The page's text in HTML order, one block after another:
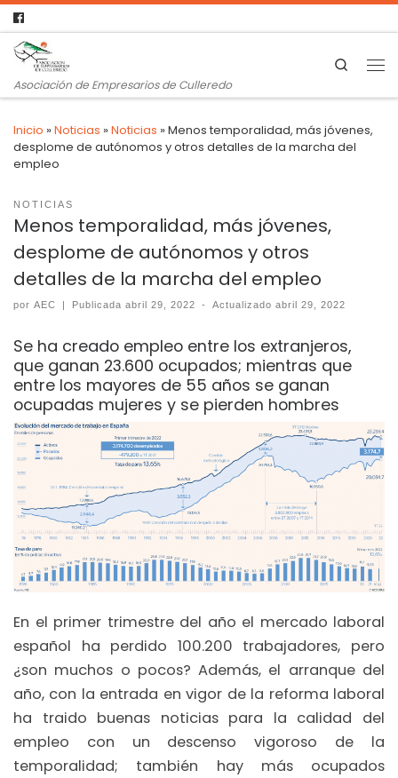
Asociación de Empresarios de Culleredo
Search
Inicio »Noticias »Noticias »Menos temporalidad, más jóvenes,
desplome de autónomos y otros detalles de la marcha del
empleo
NOTICIAS
Menos temporalidad, más jóvenes,
desplome de autónomos y otros
detalles de la marcha del empleo
por AEC | Publicadaabril 29, 2022 - Actualizadoabril 29, 2022
Se ha creado empleo entre los extranjeros,
que ganan 23.600 ocupados; mientras que
entre los mayores de 55 años se ganan
ocupadas mujeres y se pierden hombres
En el primer trimestre del año el mercado laboral
español ha perdido 100.200 trabajadores, pero
¿son muchos o pocos? Además, el arranque del
año, con la entrada en vigor de la reforma laboral
ha traido buenas noticias para la calidad del
empleo con un descenso vigoroso de la
temporalidad; también hay más ocupados